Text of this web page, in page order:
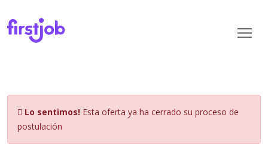
Lo sentimos! Esta oferta ya ha cerrado su proceso de
postulación